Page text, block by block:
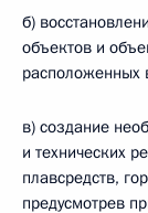
б)
объектов и
расположенных
в) создание
и технических
плавсредств,
предусмотрев